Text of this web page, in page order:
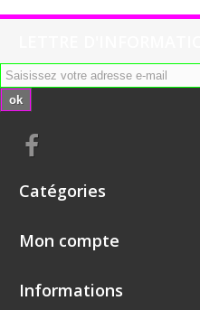
ok
Catégories
Mon compte
Informations